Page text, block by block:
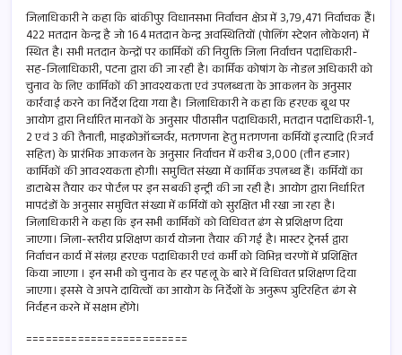
जिलाधिकारी ने कहा कि बांकीपुर विधानसभा निर्वाचन क्षेत्र में 3,79,471 निर्वाचक हैं।
422 मतदान केन्द्र है जो 164 मतदान केन्द्र अवस्थितियों (पोलिंग स्टेशन लोकेशन) में
स्थित है। सभी मतदान केन्द्रों पर कार्मिकों की नियुक्ति जिला निर्वाचन पदाधिकारी-
सह-जिलाधिकारी, पटना द्वारा की जा रही है। कार्मिक कोषांग के नोडल अधिकारी को
चुनाव के लिए कार्मिकों की आवश्यकता एवं उपलब्धता के आकलन के अनुसार
कार्रवाई करने का निर्देश दिया गया है। जिलाधिकारी ने कहा कि हरएक बूथ पर
आयोग द्वारा निर्धारित मानकों के अनुसार पीठासीन पदाधिकारी, मतदान पदाधिकारी-1,
2 एवं 3 की तैनाती, माइक्रोऑब्जर्वर, मतगणना हेतु मतगणना कर्मियों इत्यादि (रिजर्व
सहित) के प्रारंभिक आकलन के अनुसार निर्वाचन में करीब 3,000 (तीन हजार)
कार्मिकों की आवश्यकता होगी। समुचित संख्या में कार्मिक उपलब्ध हैं। कर्मियों का
डाटाबेस तैयार कर पोर्टल पर इन सबकी इन्ट्री की जा रही है। आयोग द्वारा निर्धारित
मापदंडों के अनुसार समुचित संख्या में कर्मियों को सुरक्षित भी रखा जा रहा है।
जिलाधिकारी ने कहा कि इन सभी कार्मिकों को विधिवत ढंग से प्रशिक्षण दिया
जाएगा। जिला-स्तरीय प्रशिक्षण कार्य योजना तैयार की गई है। मास्टर ट्रेनर्स द्वारा
निर्वाचन कार्य में संलग्न हरएक पदाधिकारी एवं कर्मी को विभिन्न चरणों में प्रशिक्षित
किया जाएगा । इन सभी को चुनाव के हर पहलू के बारे में विधिवत प्रशिक्षण दिया
जाएगा। इससे वे अपने दायित्वों का आयोग के निर्देशों के अनुरूप त्रुटिरहित ढंग से
निर्वहन करने में सक्षम होंगे।
=========================